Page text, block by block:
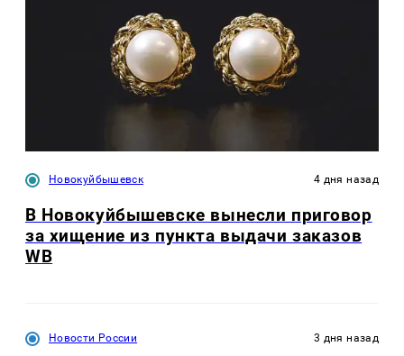
Новокуйбышевск 4 дня назад
В Новокуйбышевске вынесли приговор
за хищение из пункта выдачи заказов
WB
Новости России 3 дня назад